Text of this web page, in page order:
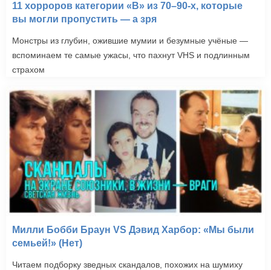
11 хорроров категории «B» из 70–90-х, которые
вы могли пропустить — а зря
Монстры из глубин, ожившие мумии и безумные учёные —
вспоминаем те самые ужасы, что пахнут VHS и подлинным
страхом
Милли Бобби Браун VS Дэвид Харбор: «Мы были
семьей!» (Нет)
Читаем подборку зведных скандалов, похожих на шумиху